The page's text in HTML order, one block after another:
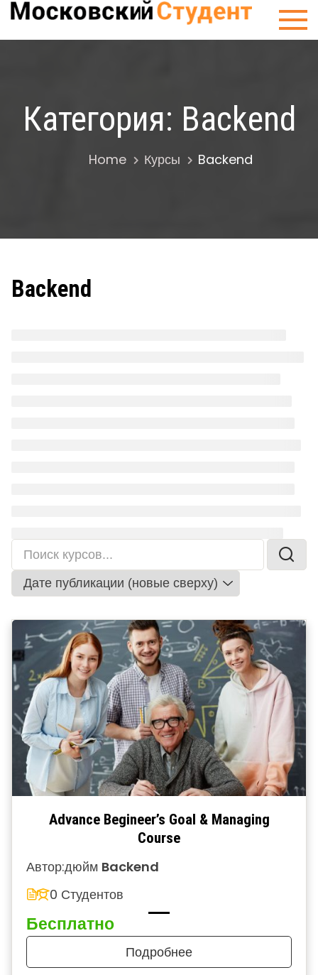
Skip
Категория: Backend
Home Курсы Backend
Backend
Advance Begineer’s Goal & Managing
Course
Автор:дюйм Backend
0 Студентов
Бесплатно
Подробнее